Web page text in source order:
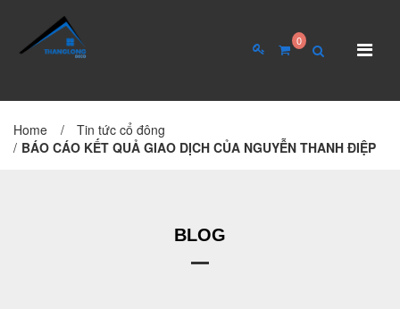
0
TRANG CHỦ
Hồ sơ năng lực
Home /
Tin tức cổ đông
/ BÁO CÁO KẾT QUẢ GIAO DỊCH CỦA NGUYỄN THANH ĐIỆP
BLOG